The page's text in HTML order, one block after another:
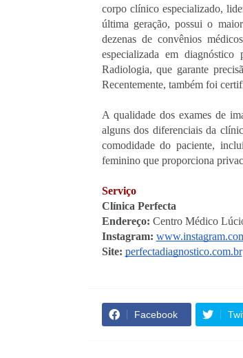
corpo clínico especializado,
última geração, possui o
dezenas de convênios
especializada em
Radiologia, que garante
Recentemente, também foi
A qualidade dos exames de
alguns dos diferenciais da
comodidade do paciente,
feminino que proporciona
Serviço
Clínica Perfecta
Endereço: Centro Médico
Instagram:
Site: perfectadiagnostico.com.br
Facebook